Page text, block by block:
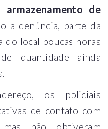
armazenamento de
a denúncia, parte da
do local poucas horas
quantidade ainda
os policiais
de contato com
mas não obtiveram